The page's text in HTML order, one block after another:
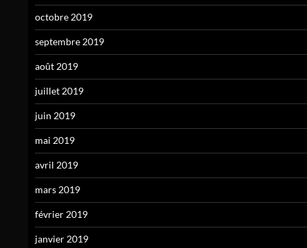
octobre 2019
septembre 2019
août 2019
juillet 2019
juin 2019
mai 2019
avril 2019
mars 2019
février 2019
janvier 2019